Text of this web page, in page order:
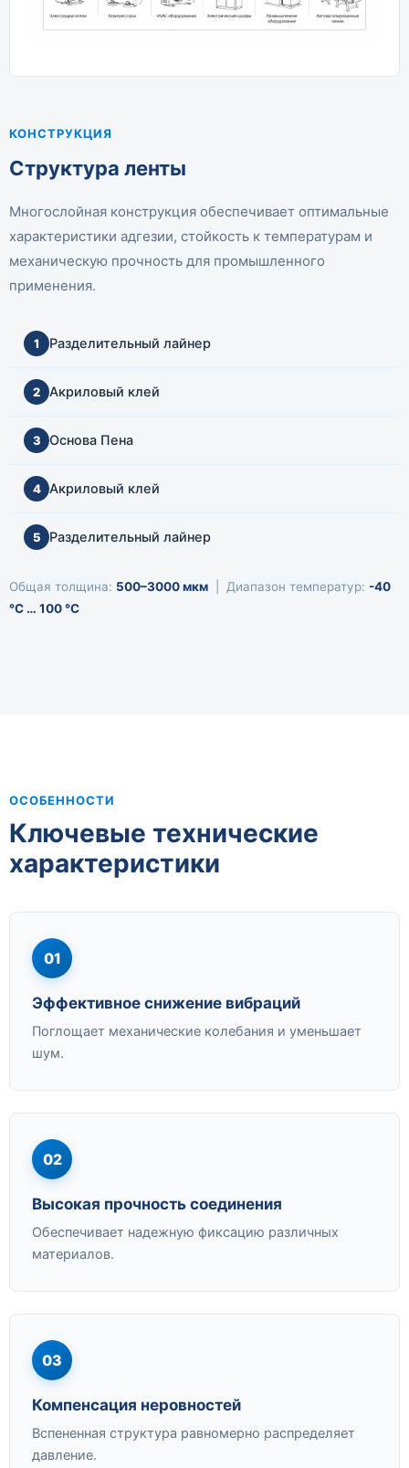
КОНСТРУКЦИЯ
Структура ленты
Многослойная конструкция обеспечивает оптимальные
характеристики адгезии, стойкость к температурам и
механическую прочность для промышленного
применения.
1 Разделительный лайнер
2 Акриловый клей
3 Основа Пена
4 Акриловый клей
5 Разделительный лайнер
Общая толщина: 500–3000 мкм | Диапазон температур: -40
°C … 100 °C
ОСОБЕННОСТИ
Ключевые технические
характеристики
01
Эффективное снижение вибраций
Поглощает механические колебания и уменьшает
шум.
02
Высокая прочность соединения
Обеспечивает надежную фиксацию различных
материалов.
03
Компенсация неровностей
Вспененная структура равномерно распределяет
давление.